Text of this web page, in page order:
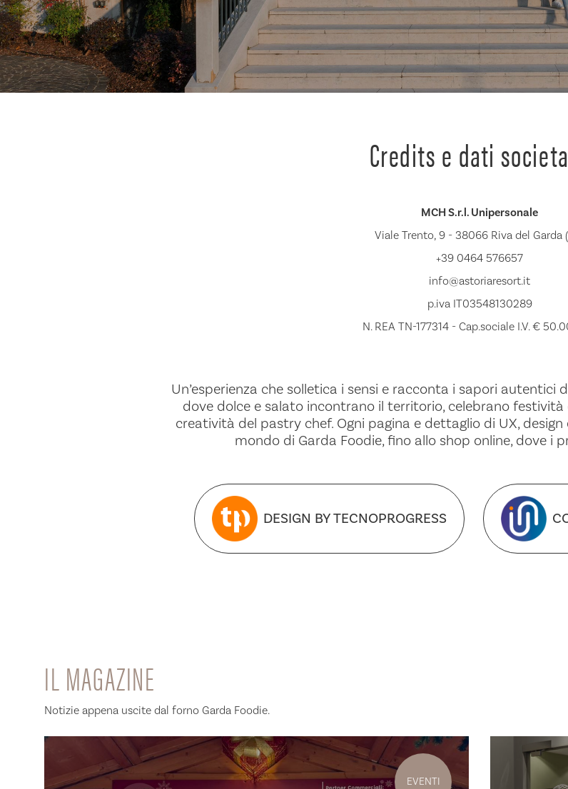
Credits e dati
MCH S.r.l. Unipersonale
Viale Trento, 9 - 38066 Riva del Garda
+39 0464 576657
info@astoriaresort.it
p.iva IT03548130289
N. REA TN-177314 - Cap.sociale I.V. €
Un’esperienza che solletica i sensi e racconta i sapori autentici
dove dolce e salato incontrano il territorio, celebrano festività
creatività del pastry chef. Ogni pagina e dettaglio di UX,
mondo di Garda Foodie, fino allo shop online, dove i
DESIGN BY TECNOPROGRESS
IL MAGAZINE
Notizie appena uscite dal forno Garda Foodie.
EVENTI